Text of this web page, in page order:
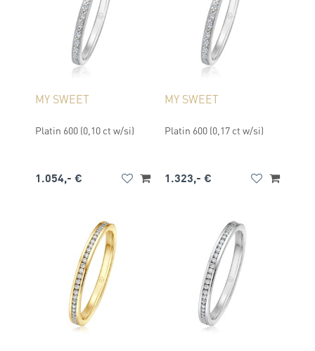
MY SWEET
Platin 600 (0,10 ct w/si)
1.054,- €
MY SWEET
Platin 600 (0,17 ct w/si)
1.323,- €